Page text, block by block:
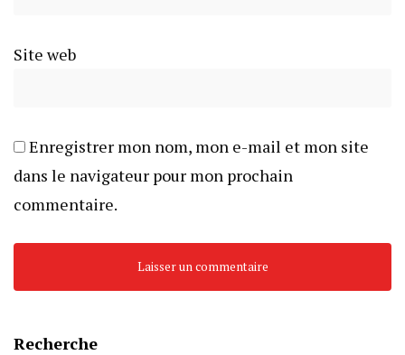
Site web
Enregistrer mon nom, mon e-mail et mon site
dans le navigateur pour mon prochain
commentaire.
Recherche